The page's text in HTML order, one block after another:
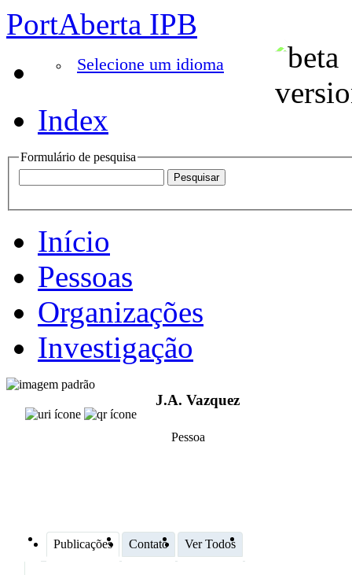
PortAberta IPB
Selecione um idioma
Index
Formulário de pesquisa
Início
Pessoas
Organizações
Investigação
J.A. Vazquez
Pessoa
Publicações Contato Ver Todos